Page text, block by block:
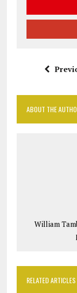
ABOUT THE
William
RELATED ARTICLES